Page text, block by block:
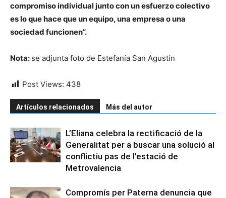
compromiso individual junto con un esfuerzo colectivo
es lo que hace que un equipo, una empresa o una
sociedad funcionen”.
Nota: se adjunta foto de Estefanía San Agustín
Post Views: 438
Artículos relacionados Más del autor
L’Eliana celebra la rectificació de la
Generalitat per a buscar una solució al
conflictiu pas de l’estació de
Metrovalencia
Compromís per Paterna denuncia que